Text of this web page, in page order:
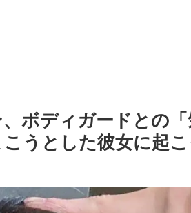
ボディガードとの
うとした彼女に起